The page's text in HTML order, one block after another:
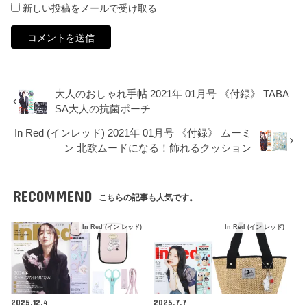
新しい投稿をメールで受け取る
大人のおしゃれ手帖 2021年 01月号 《付録》 TABA
SA大人の抗菌ポーチ
In Red (インレッド) 2021年 01月号 《付録》 ムーミ
ン 北欧ムードになる！飾れるクッション
RECOMMEND こちらの記事も人気です。
In Red (イン レッド)
2025.12.4
In Red (イン レッド)
2025.7.7